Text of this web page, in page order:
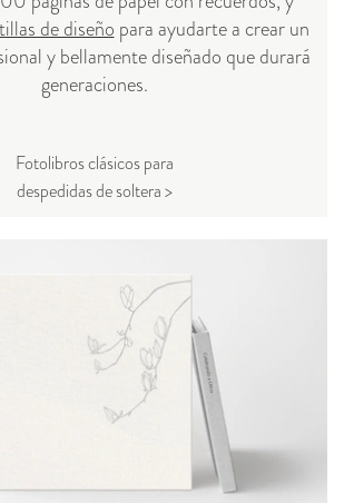
de diseño para ayudarte a crear un
y bellamente diseñado que durará
generaciones.
Fotolibros clásicos para
despedidas de soltera >